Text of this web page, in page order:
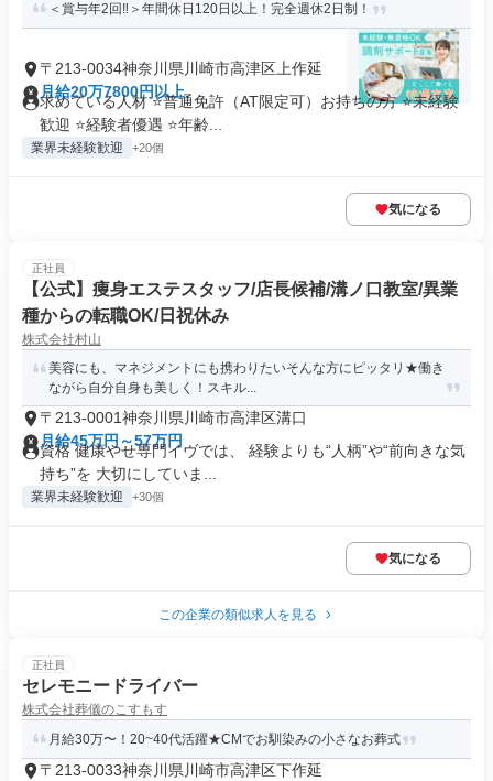
＜賞与年2回‼＞年間休日120日以上！完全週休2日制！
〒213-0034神奈川県川崎市高津区上作延
月給20万7800円以上
求めている人材 ⭐普通免許（AT限定可）お持ちの方 ⭐未経験
歓迎 ⭐経験者優遇 ⭐年齢...
業界未経験歓迎 +20個
気になる
正社員
【公式】痩身エステスタッフ/店長候補/溝ノ口教室/異業
種からの転職OK/日祝休み
株式会社村山
美容にも、マネジメントにも携わりたいそんな方にピッタリ★働き
ながら自分自身も美しく！スキル...
〒213-0001神奈川県川崎市高津区溝口
月給45万円～57万円
資格 健康やせ専門イヴでは、 経験よりも“人柄”や“前向きな気
持ち”を 大切にしていま...
業界未経験歓迎 +30個
気になる
この企業の類似求人を見る
正社員
セレモニードライバー
株式会社葬儀のこすもす
月給30万〜！20~40代活躍★CMでお馴染みの小さなお葬式
〒213-0033神奈川県川崎市高津区下作延